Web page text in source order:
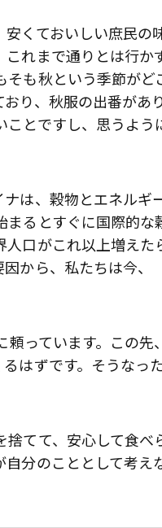
くておいしい庶民の
れまで通りとは行か
そも秋という季節がど
り、秋服の出番があ
とですし、思うよう
は、穀物とエネルギ
るとすぐに国際的な
口がこれ以上増えた
から、私たちは今、
頼っています。この先
はずです。そうなっ
捨てて、安心して食べ
分のこととして考え